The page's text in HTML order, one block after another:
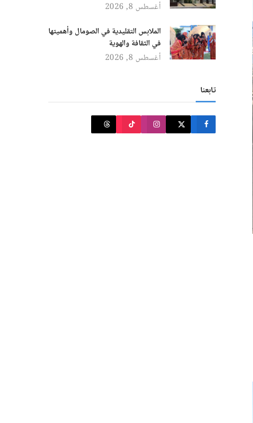
أغسطس 8, 2026
الملابس التقليدية في الصومال وأهميتها
في الثقافة والهوية
أغسطس 8, 2026
تابعنا